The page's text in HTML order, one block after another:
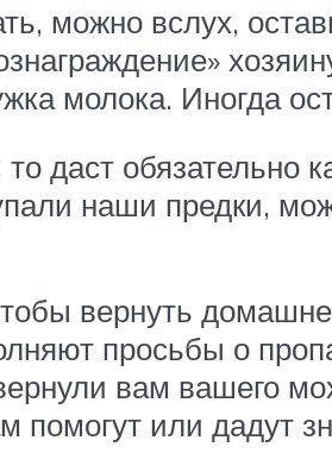
можно вслух,
молока. Иногда
даст обязательно
наши предки,
вернуть
просьбы о
вам вашего
или дадут